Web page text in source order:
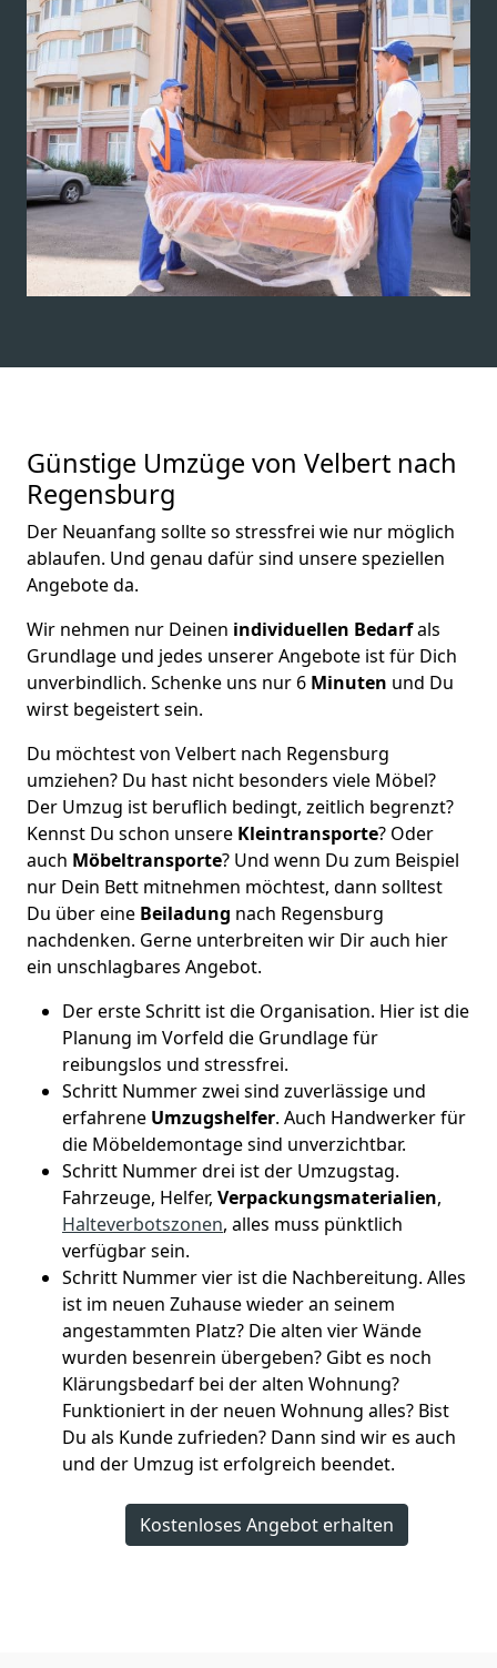
Günstige Umzüge von Velbert nach
Regensburg
Der Neuanfang sollte so stressfrei wie nur möglich
ablaufen. Und genau dafür sind unsere speziellen
Angebote da.
Wir nehmen nur Deinen individuellen Bedarfals
Grundlage und jedes unserer Angebote ist für Dich
unverbindlich. Schenke uns nur 6 Minuten und Du
wirst begeistert sein.
Du möchtest von Velbert nach Regensburg
umziehen? Du hast nicht besonders viele Möbel?
Der Umzug ist beruflich bedingt, zeitlich begrenzt?
Kennst Du schon unsere Kleintransporte? Oder
auch Möbeltransporte? Und wenn Du zum Beispiel
nur Dein Bett mitnehmen möchtest, dann solltest
Du über eine Beiladung nach Regensburg
nachdenken. Gerne unterbreiten wir Dir auch hier
ein unschlagbares Angebot.
Der erste Schritt ist die Organisation. Hier ist die
Planung im Vorfeld die Grundlage für
reibungslos und stressfrei.
Schritt Nummer zwei sind zuverlässige und
erfahrene Umzugshelfer. Auch Handwerker für
die Möbeldemontage sind unverzichtbar.
Schritt Nummer drei ist der Umzugstag.
Fahrzeuge, Helfer, Verpackungsmaterialien,
Halteverbotszonen, alles muss pünktlich
verfügbar sein.
Schritt Nummer vier ist die Nachbereitung. Alles
ist im neuen Zuhause wieder an seinem
angestammten Platz? Die alten vier Wände
wurden besenrein übergeben? Gibt es noch
Klärungsbedarf bei der alten Wohnung?
Funktioniert in der neuen Wohnung alles? Bist
Du als Kunde zufrieden? Dann sind wir es auch
und der Umzug ist erfolgreich beendet.
Kostenloses Angebot erhalten